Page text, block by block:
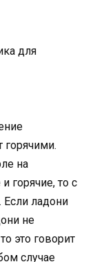
для
горячими.
на
горячие, то с
Если ладони
не
это говорит
случае